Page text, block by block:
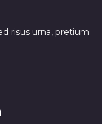
risus urna, pretium